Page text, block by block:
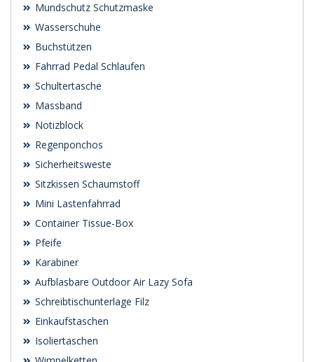
Mundschutz Schutzmaske
Wasserschuhe
Buchstützen
Fahrrad Pedal Schlaufen
Schultertasche
Massband
Notizblock
Regenponchos
Sicherheitsweste
Sitzkissen Schaumstoff
Mini Lastenfahrrad
Container Tissue-Box
Pfeife
Karabiner
Aufblasbare Outdoor Air Lazy Sofa
Schreibtischunterlage Filz
Einkaufstaschen
Isoliertaschen